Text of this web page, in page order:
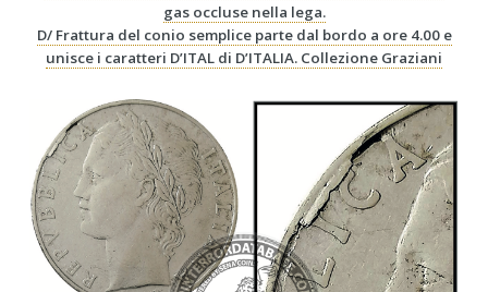
gas occluse nella lega.
D/ Frattura del conio semplice parte dal bordo a ore 4.00 e
unisce i caratteri D’ITAL di D’ITALIA. Collezione Graziani